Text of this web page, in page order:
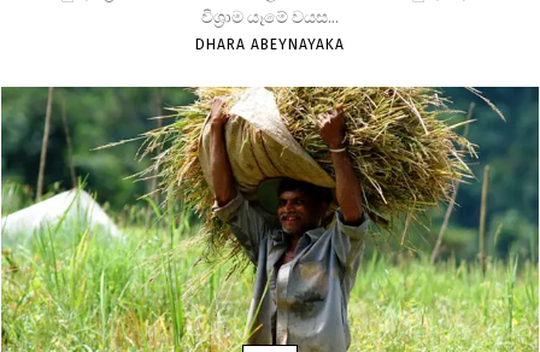
විශ්‍රාම යෑමේ වයස...
DHARA ABEYNAYAKA